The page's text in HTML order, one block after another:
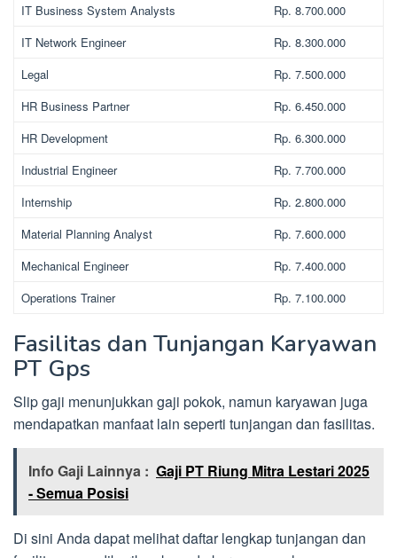
IT Business System Analysts
Rp. 8.700.000
IT Network Engineer
Rp. 8.300.000
Legal
Rp. 7.500.000
HR Business Partner
Rp. 6.450.000
HR Development
Rp. 6.300.000
Industrial Engineer
Rp. 7.700.000
Internship
Rp. 2.800.000
Material Planning Analyst
Rp. 7.600.000
Mechanical Engineer
Rp. 7.400.000
Operations Trainer
Rp. 7.100.000
Fasilitas dan Tunjangan Karyawan
PT Gps
Slip gaji menunjukkan gaji pokok, namun karyawan juga
mendapatkan manfaat lain seperti tunjangan dan fasilitas.
Info Gaji Lainnya : Gaji PT Riung Mitra Lestari 2025
- Semua Posisi
Di sini Anda dapat melihat daftar lengkap tunjangan dan